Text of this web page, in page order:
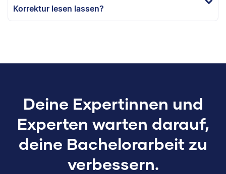
Korrektur lesen lassen?
Deine Expertinnen und
Experten warten darauf,
deine Bachelorarbeit zu
verbessern.